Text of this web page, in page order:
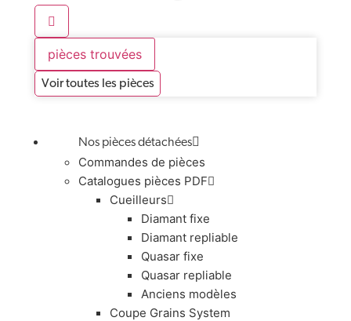
pièces trouvées
Voir toutes les pièces
Nos pièces détachées
Commandes de pièces
Catalogues pièces PDF
Cueilleurs
Diamant fixe
Diamant repliable
Quasar fixe
Quasar repliable
Anciens modèles
Coupe Grains System